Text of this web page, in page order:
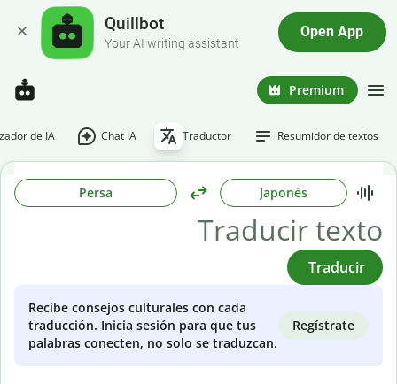
Quillbot
Your AI writing assistant
Open App
Premium
de IA Chat IA Traductor Resumidor de textos
Persa Japonés
Traducir
Recibe consejos culturales con cada
traducción. Inicia sesión para que tus
palabras conecten, no solo se traduzcan.
Regístrate